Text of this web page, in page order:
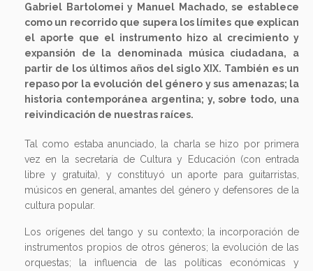
Gabriel Bartolomei y Manuel Machado, se establece
como un recorrido que supera los límites que explican
el aporte que el instrumento hizo al crecimiento y
expansión de la denominada música ciudadana, a
partir de los últimos años del siglo XIX. También es un
repaso por la evolución del género y sus amenazas; la
historia contemporánea argentina; y, sobre todo, una
reivindicación de nuestras raíces.
Tal como estaba anunciado, la charla se hizo por primera
vez en la secretaría de Cultura y Educación (con entrada
libre y gratuita), y constituyó un aporte para guitarristas,
músicos en general, amantes del género y defensores de la
cultura popular.
Los orígenes del tango y su contexto; la incorporación de
instrumentos propios de otros géneros; la evolución de las
orquestas; la influencia de las políticas económicas y